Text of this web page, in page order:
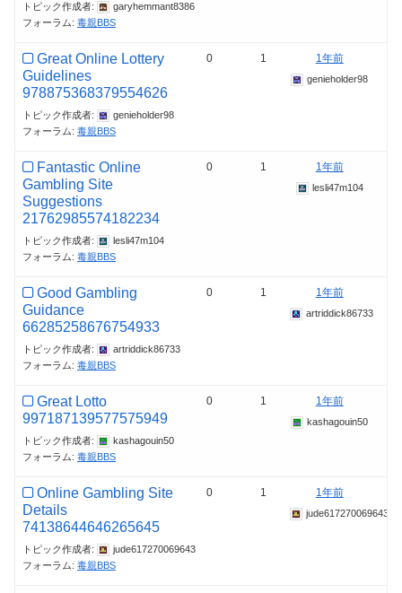
トピック作成者:
garyhemmant8386
フォーラム: 毒親BBS
Great Online Lottery
Guidelines
978875368379554626
トピック作成者:
genieholder98
フォーラム: 毒親BBS
0 1 1年前
genieholder98
Fantastic Online
Gambling Site
Suggestions
21762985574182234
トピック作成者:
lesli47m104
フォーラム: 毒親BBS
0 1 1年前
lesli47m104
Good Gambling
Guidance
66285258676754933
トピック作成者:
artriddick86733
フォーラム: 毒親BBS
0 1 1年前
artriddick86733
Great Lotto
997187139577575949
トピック作成者:
kashagouin50
フォーラム: 毒親BBS
0 1 1年前
kashagouin50
Online Gambling Site
Details
74138644646265645
トピック作成者:
jude617270069643
フォーラム: 毒親BBS
0 1 1年前
jude617270069643